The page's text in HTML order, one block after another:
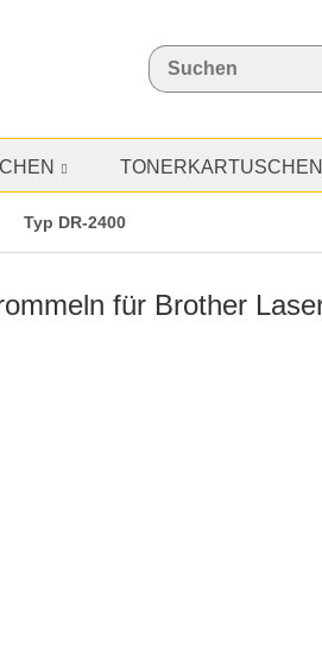
TONERKARTUSCHEN
Typ DR-2400
für Brother